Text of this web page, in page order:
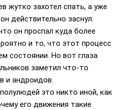
жутко захотел спать, а уже
действительно заснул.
он проспал куда более
и то, что этот процесс
состоянии. Но вот глаза
заметил что-то
и андроидов.
это никто иной, как
его движения такие